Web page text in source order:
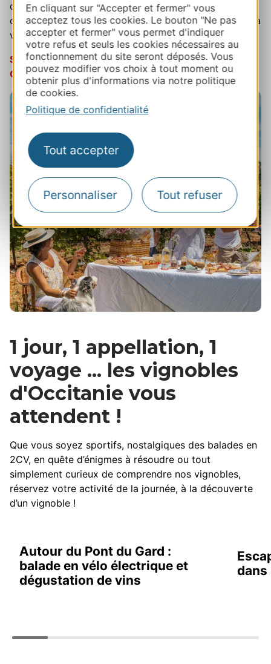
En cliquant sur "Accepter et fermer" vous
acceptez tous les cookies. Le bouton "Ne pas
accepter et fermer" vous permet d'indiquer
votre refus et seuls les cookies nécessaires au
fonctionnement du site seront déposés. Vous
pouvez modifier vos choix à tout moment ou
obtenir plus d'informations via notre politique
de cookies.
Politique de confidentialité
Tout accepter
Personnaliser Tout refuser
des saisons.Des adresses inspirantes, des produits de
caractère, des histoires humaines et des expériences à
vivre… pour découvrir l’Occitanie autrement.
Suivez-nous sur Instagram et entrez dans le Mood
Occitanie !
1 jour, 1 appellation, 1
voyage ... les vignobles
d'Occitanie vous
attendent !
Que vous soyez sportifs, nostalgiques des balades en
2CV, en quête d’énigmes à résoudre ou tout
simplement curieux de comprendre nos vignobles,
réservez votre activité de la journée, à la découverte
d’un vignoble !
Autour du Pont du Gard :
balade en vélo électrique et
dégustation de vins
dans